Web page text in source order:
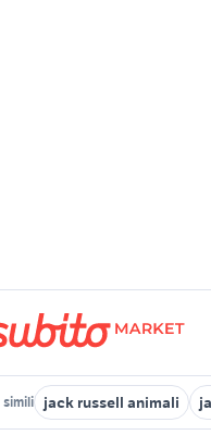
simili jack russell animali